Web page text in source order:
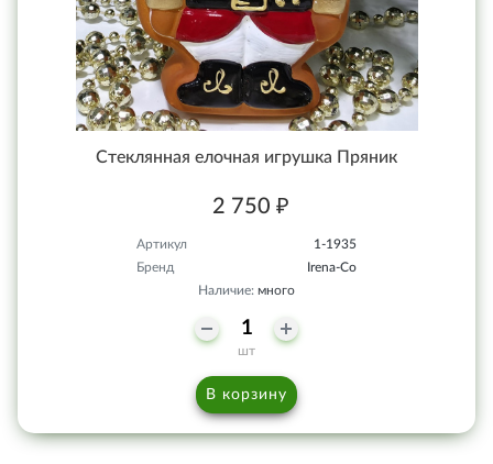
Стеклянная елочная игрушка Пряник
2 750 ₽
Артикул
1-1935
Бренд
Irena-Co
Наличие: много
шт
В корзину